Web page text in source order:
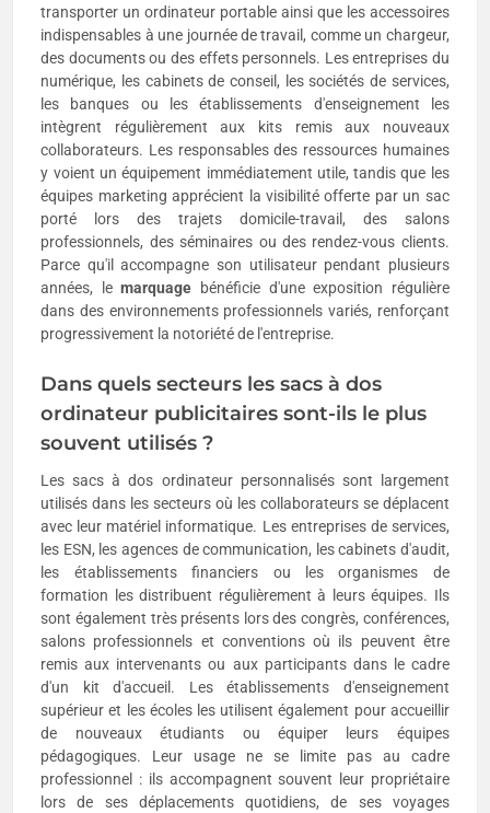
transporter un ordinateur portable ainsi que les accessoires
indispensables à une journée de travail, comme un chargeur,
des documents ou des effets personnels. Les entreprises du
numérique, les cabinets de conseil, les sociétés de services,
les banques ou les établissements d'enseignement les
intègrent régulièrement aux kits remis aux nouveaux
collaborateurs. Les responsables des ressources humaines
y voient un équipement immédiatement utile, tandis que les
équipes marketing apprécient la visibilité offerte par un sac
porté lors des trajets domicile-travail, des salons
professionnels, des séminaires ou des rendez-vous clients.
Parce qu'il accompagne son utilisateur pendant plusieurs
années, lemarquage bénéficie d'une exposition régulière
dans des environnements professionnels variés, renforçant
progressivement la notoriété de l'entreprise.
Dans quels secteurs les sacs à dos
ordinateur publicitaires sont-ils le plus
souvent utilisés ?
Les sacs à dos ordinateur personnalisés sont largement
utilisés dans les secteurs où les collaborateurs se déplacent
avec leur matériel informatique. Les entreprises de services,
les ESN, les agences de communication, les cabinets d'audit,
les établissements financiers ou les organismes de
formation les distribuent régulièrement à leurs équipes. Ils
sont également très présents lors des congrès, conférences,
salons professionnels et conventions où ils peuvent être
remis aux intervenants ou aux participants dans le cadre
d'un kit d'accueil. Les établissements d'enseignement
supérieur et les écoles les utilisent également pour accueillir
de nouveaux étudiants ou équiper leurs équipes
pédagogiques. Leur usage ne se limite pas au cadre
professionnel : ils accompagnent souvent leur propriétaire
lors de ses déplacements quotidiens, de ses voyages